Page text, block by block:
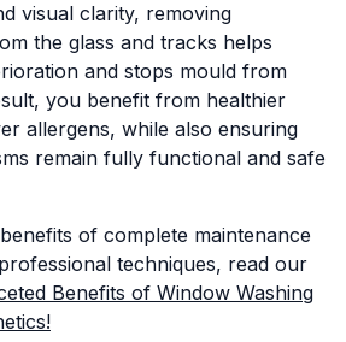
visual clarity, removing
the glass and tracks helps
and stops mould from
you benefit from healthier
allergens, while also ensuring
remain fully functional and safe
of complete maintenance
techniques, read our
Benefits of Window Washing